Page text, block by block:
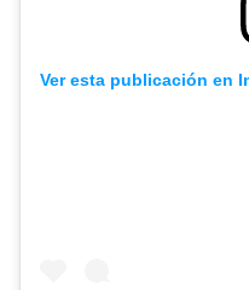
Ver esta publicación en